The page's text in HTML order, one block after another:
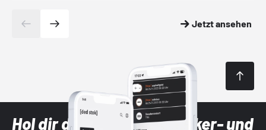
Jetzt ansehen
Hol dir die neuesten Sneaker- und